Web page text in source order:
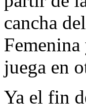
cancha
juega en
Ya el fin